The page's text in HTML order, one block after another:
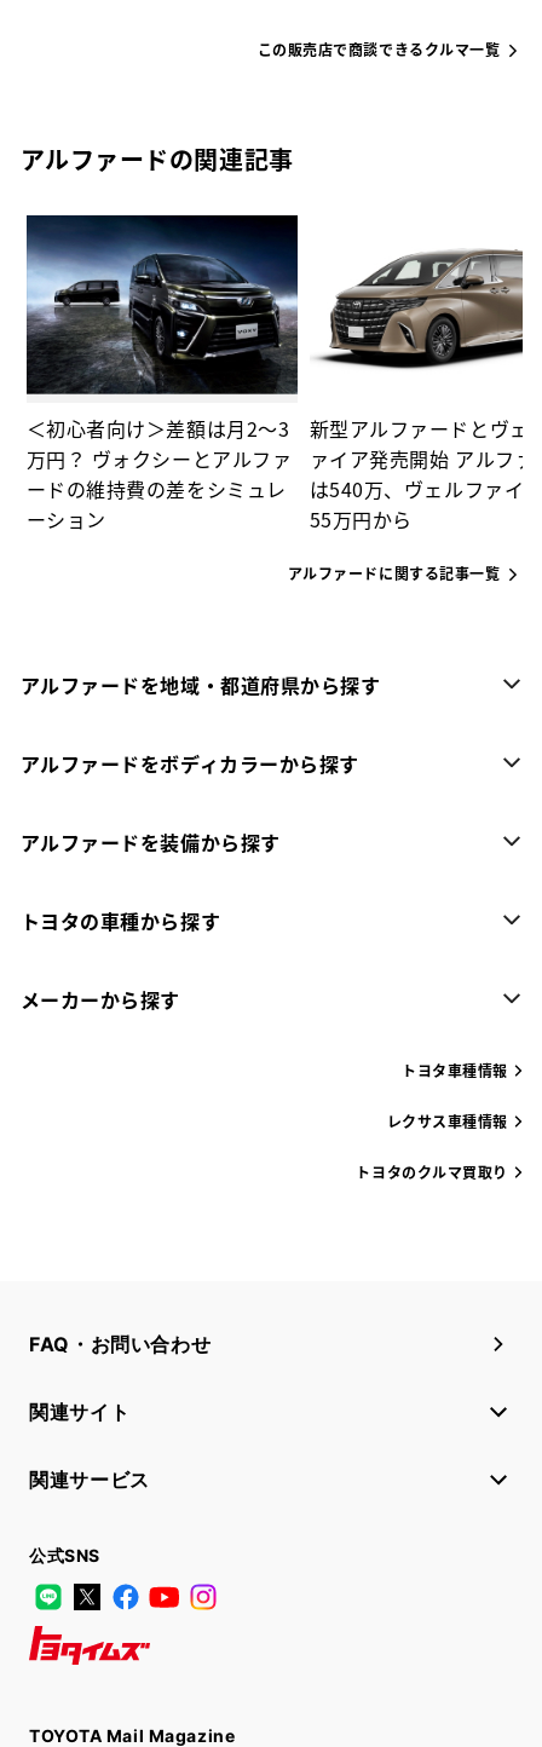
この販売店で商談できるクルマ一覧
アルファードの関連記事
＜初心者向け＞差額は月2～3
万円？ ヴォクシーとアルファ
ードの維持費の差をシミュレ
ーション
新型アルファードとヴェ
ァイア発売開始 アルファ
は540万、ヴェルファイ
55万円から
アルファードに関する記事一覧
アルファードを地域・都道府県から探す
アルファードをボディカラーから探す
アルファードを装備から探す
トヨタの車種から探す
メーカーから探す
トヨタ車種情報
レクサス車種情報
トヨタのクルマ買取り
FAQ・お問い合わせ
関連サイト
関連サービス
公式SNS
LINE
X FacebookYouTube
TOYOTA Mail Magazine